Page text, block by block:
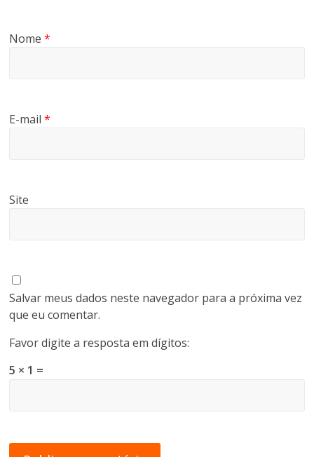
Nome*
E-mail*
Site
Salvar meus dados neste navegador para a próxima vez
que eu comentar.
Favor digite a resposta em dígitos:
5 × 1 =